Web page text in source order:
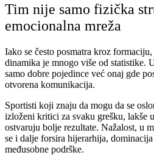
Tim nije samo fizička
emocionalna mreža
Iako se često posmatra kroz
dinamika je mnogo više od statistike.
samo dobre pojedince već onaj gde
otvorena komunikacija.
Sportisti koji znaju da mogu da se
izloženi kritici za svaku grešku, lakše
ostvaruju bolje rezultate. Nažalost, u
se i dalje forsira hijerarhija,
međusobne podrške.